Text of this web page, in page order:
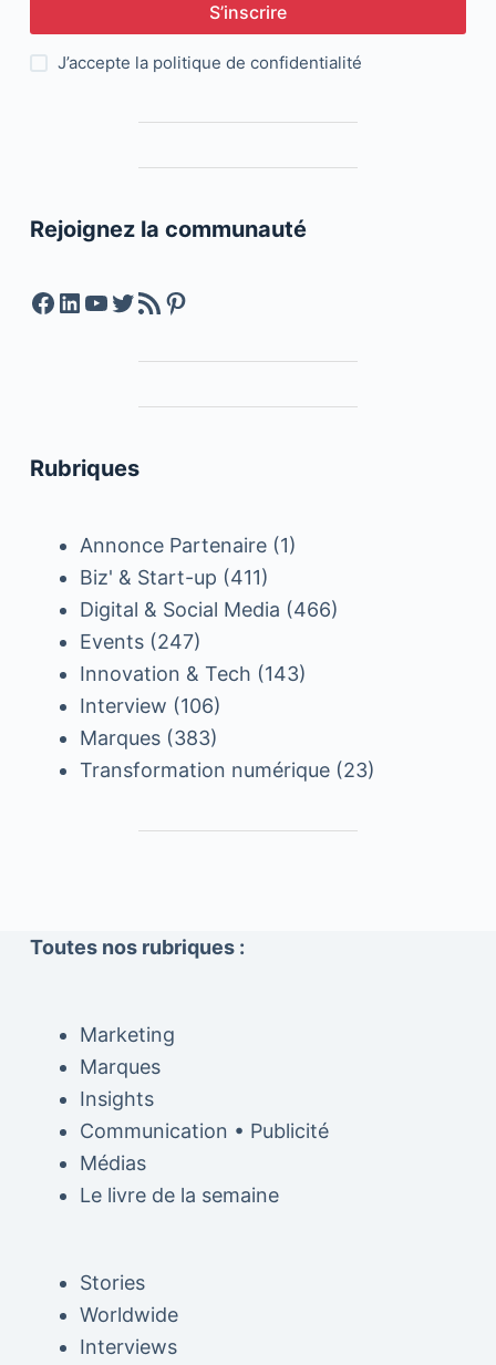
S’inscrire
J’accepte la politique de confidentialité
Rejoignez la communauté
Facebook
LinkedIn
YouTube
Twitter
Feed RSSPinterest
Rubriques
Annonce Partenaire(1)
Biz' & Start-up (411)
Digital & Social Media (466)
Events(247)
Innovation & Tech (143)
Interview (106)
Marques(383)
Transformation numérique(23)
Toutes nos rubriques :
Marketing
Marques
Insights
Communication • Publicité
Médias
Le livre de la semaine
Stories
Worldwide
Interviews